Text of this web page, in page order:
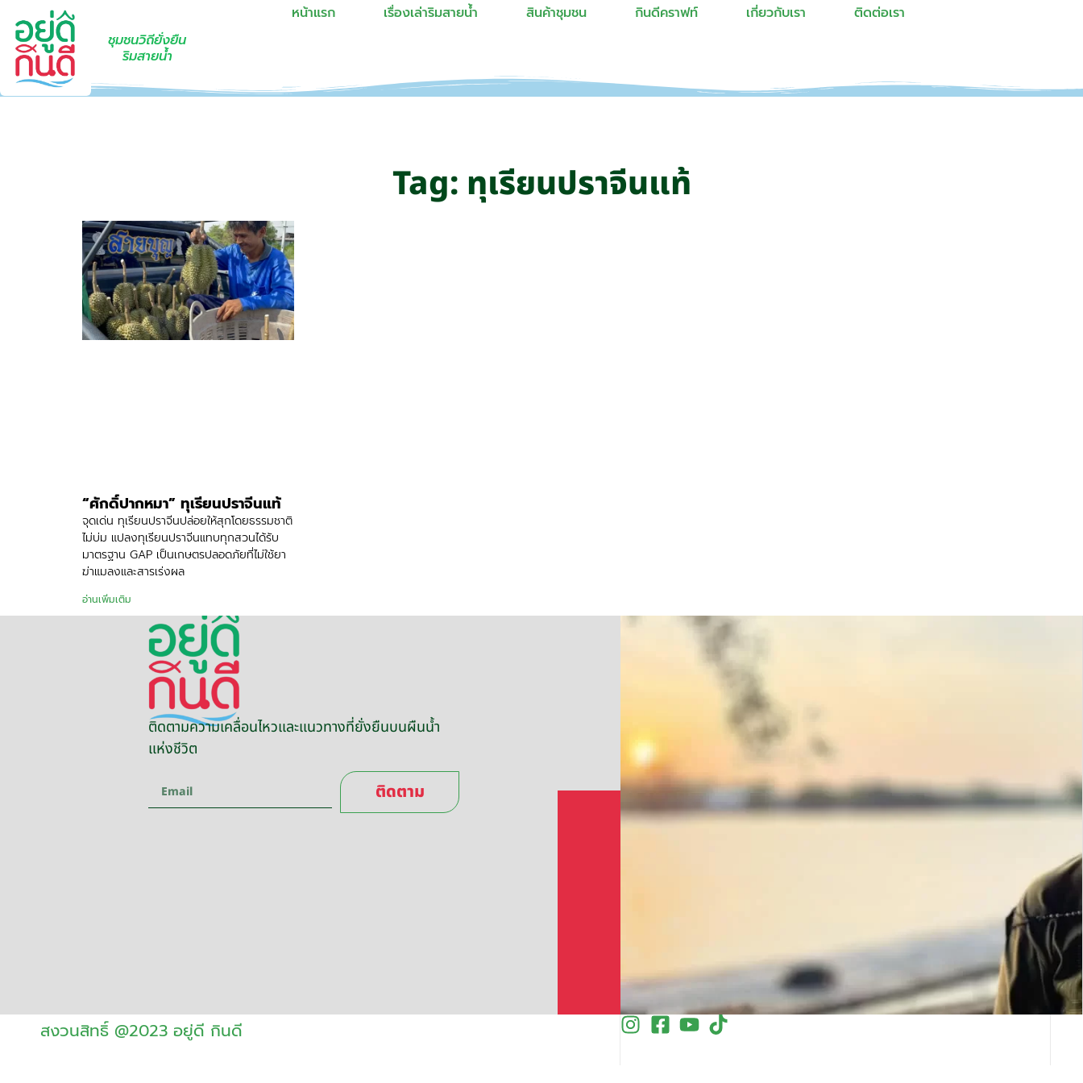
ชุมชนวิถียั่งยืน
ริมสายน้ำ
หน้าแรก เรื่องเล่าริมสายน้ำ สินค้าชุมชน กินดีคราฟท์ เกี่ยวกับเรา ติดต่อเรา
Tag: ทุเรียนปราจีนแท้
“ศักดิ์ปากหมา” ทุเรียนปราจีนแท้
จุดเด่น ทุเรียนปราจีนปล่อยให้สุกโดยธรรมชาติ
ไม่บ่ม แปลงทุเรียนปราจีนแทบทุกสวนได้รับ
มาตรฐาน GAP เป็นเกษตรปลอดภัยที่ไม่ใช้ยา
ฆ่าแมลงและสารเร่งผล
อ่านเพิ่มเติม
ติดตามความเคลื่อนไหวและแนวทางที่ยั่งยืนบนผืนน้ำ
แห่งชีวิต
ติดตาม
สงวนสิทธิ์ @2023 อยู่ดี กินดี